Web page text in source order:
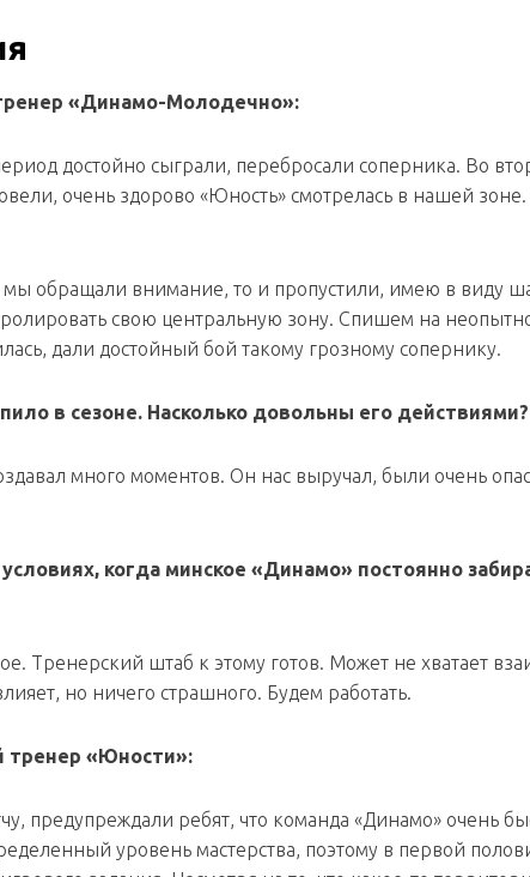
«Динамо-Молодечно»:
достойно сыграли, перебросали соперника. Во
очень здорово «Юность» смотрелась в нашей
обращали внимание, то и пропустили, имею в виду
свою центральную зону. Спишем на
дали достойный бой такому грозному сопернику.
в сезоне. Насколько довольны его действиями?
много моментов. Он нас выручал, были очень
когда минское «Динамо» постоянно
Тренерский штаб к этому готов. Может не хватает
но ничего страшного. Будем работать.
тренер «Юности»:
предупреждали ребят, что команда «Динамо» очень
уровень мастерства, поэтому в первой